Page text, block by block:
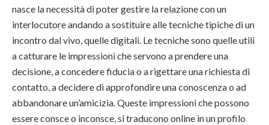
nasce la necessità di poter gestire la relazione con un
interlocutore andando a sostituire alle tecniche tipiche di un
incontro dal vivo, quelle digitali. Le tecniche sono quelle utili
a catturare le impressioni che servono a prendere una
decisione, a concedere fiducia o a rigettare una richiesta di
contatto, a decidere di approfondire una conoscenza o ad
abbandonare un’amicizia. Queste impressioni che possono
essere consce o inconsce, si traducono online in un profilo